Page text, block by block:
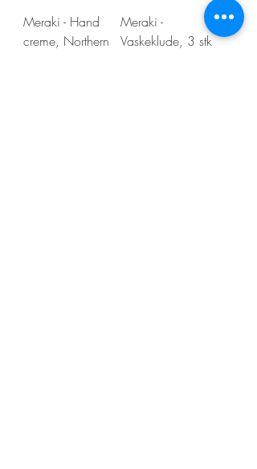
Meraki - Hand
creme, Northern
Meraki -
Vaskeklude, 3 stk